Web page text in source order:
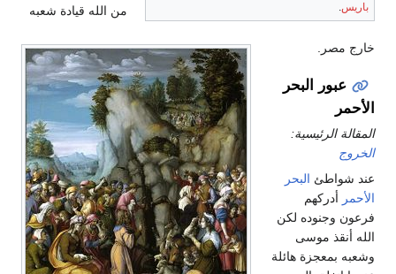
باريس.
من الله قيادة شعبه
خارج مصر.
عبور البحر
الأحمر
المقالة الرئيسية:
الخروج
عند شواطئ البحر
الأحمر أدركهم
فرعون وجنوده لكن
الله أنقذ موسى
وشعبه بمعجزة هائلة